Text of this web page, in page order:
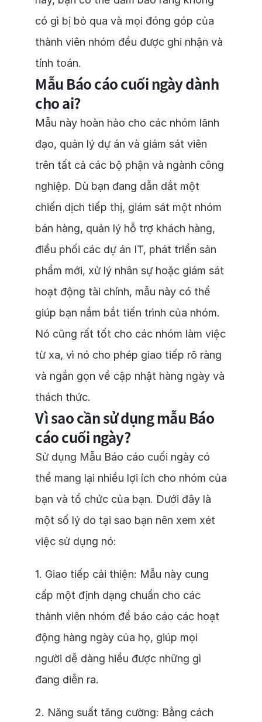
có gì bị bỏ qua và mọi đóng góp của
thành viên nhóm đều được ghi nhận và
tính toán.
Mẫu Báo cáo cuối ngày dành
cho ai?
Mẫu này hoàn hảo cho các nhóm lãnh
đạo, quản lý dự án và giám sát viên
trên tất cả các bộ phận và ngành công
nghiệp. Dù bạn đang dẫn dắt một
chiến dịch tiếp thị, giám sát một nhóm
bán hàng, quản lý hỗ trợ khách hàng,
điều phối các dự án IT, phát triển sản
phẩm mới, xử lý nhân sự hoặc giám sát
hoạt động tài chính, mẫu này có thể
giúp bạn nắm bắt tiến trình của nhóm.
Nó cũng rất tốt cho các nhóm làm việc
từ xa, vì nó cho phép giao tiếp rõ ràng
và ngắn gọn về cập nhật hàng ngày và
thách thức.
Vì sao cần sử dụng mẫu Báo
cáo cuối ngày?
Sử dụng Mẫu Báo cáo cuối ngày có
thể mang lại nhiều lợi ích cho nhóm của
bạn và tổ chức của bạn. Dưới đây là
một số lý do tại sao bạn nên xem xét
việc sử dụng nó:
1. Giao tiếp cải thiện: Mẫu này cung
cấp một định dạng chuẩn cho các
thành viên nhóm để báo cáo các hoạt
động hàng ngày của họ, giúp mọi
người dễ dàng hiểu được những gì
đang diễn ra.
2. Năng suất tăng cường: Bằng cách